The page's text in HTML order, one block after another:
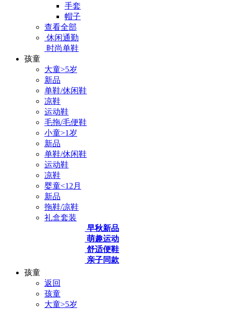
手套
帽子
查看全部
休闲通勤
时尚单鞋
孩童
大童>5岁
新品
单鞋/休闲鞋
凉鞋
运动鞋
毛拖/毛便鞋
小童>1岁
新品
单鞋/休闲鞋
运动鞋
凉鞋
婴童<12月
新品
拖鞋/凉鞋
礼盒套装
早秋新品
萌趣运动
舒适便鞋
亲子同款
孩童
返回
孩童
大童>5岁